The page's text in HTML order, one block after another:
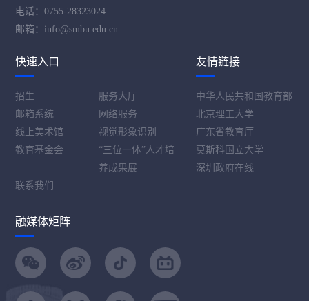
电话：0755-28323024
邮箱：info@smbu.edu.cn
快速入口
招生
服务大厅
邮箱系统
网络服务
线上美术馆
视觉形象识别
教育基金会
“三位一体”人才培
养成果展
联系我们
友情链接
中华人民共和国教育部
北京理工大学
广东省教育厅
莫斯科国立大学
深圳政府在线
融媒体矩阵